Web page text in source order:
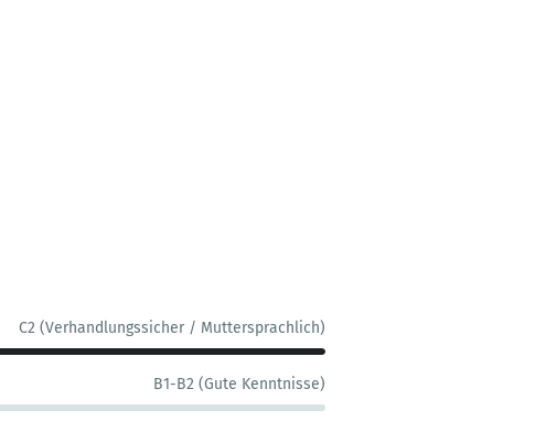
C2 (Verhandlungssicher / Muttersprachlich)
B1-B2 (Gute Kenntnisse)